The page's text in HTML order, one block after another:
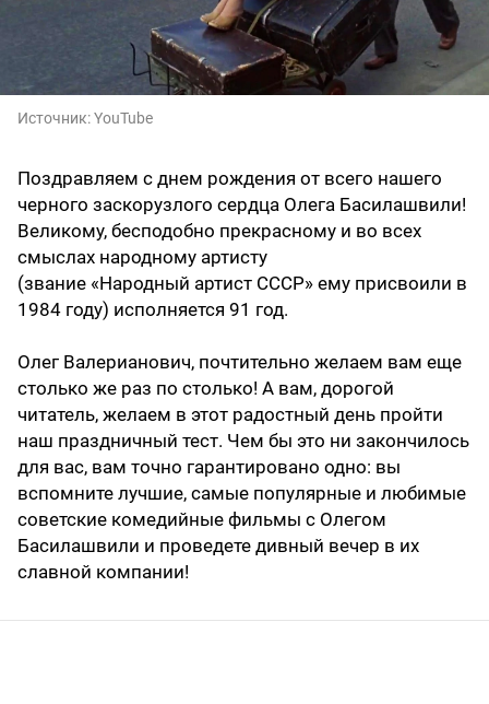
Источник:YouTube
Поздравляем с днем рождения от всего нашего
черного заскорузлого сердца Олега Басилашвили!
Великому, бесподобно прекрасному и во всех
смыслах народному артисту
(звание «Народный артист СССР» ему присвоили в
1984 году) исполняется 91 год.
Олег Валерианович, почтительно желаем вам еще
столько же раз по столько! А вам, дорогой
читатель, желаем в этот радостный день пройти
наш праздничный тест. Чем бы это ни закончилось
для вас, вам точно гарантировано одно: вы
вспомните лучшие, самые популярные и любимые
советские комедийные фильмы с Олегом
Басилашвили и проведете дивный вечер в их
славной компании!